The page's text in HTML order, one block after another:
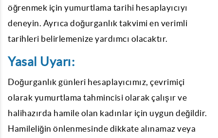
öğrenmek için yumurtlama tarihi hesaplayıcıyı
deneyin. Ayrıca doğurganlık takvimi en verimli
tarihleri belirlemenize yardımcı olacaktır.
Yasal Uyarı:
Doğurganlık günleri hesaplayıcımız, çevrimiçi
olarak yumurtlama tahmincisi olarak çalışır ve
halihazırda hamile olan kadınlar için uygun değildir.
Hamileliğin önlenmesinde dikkate alınamaz veya